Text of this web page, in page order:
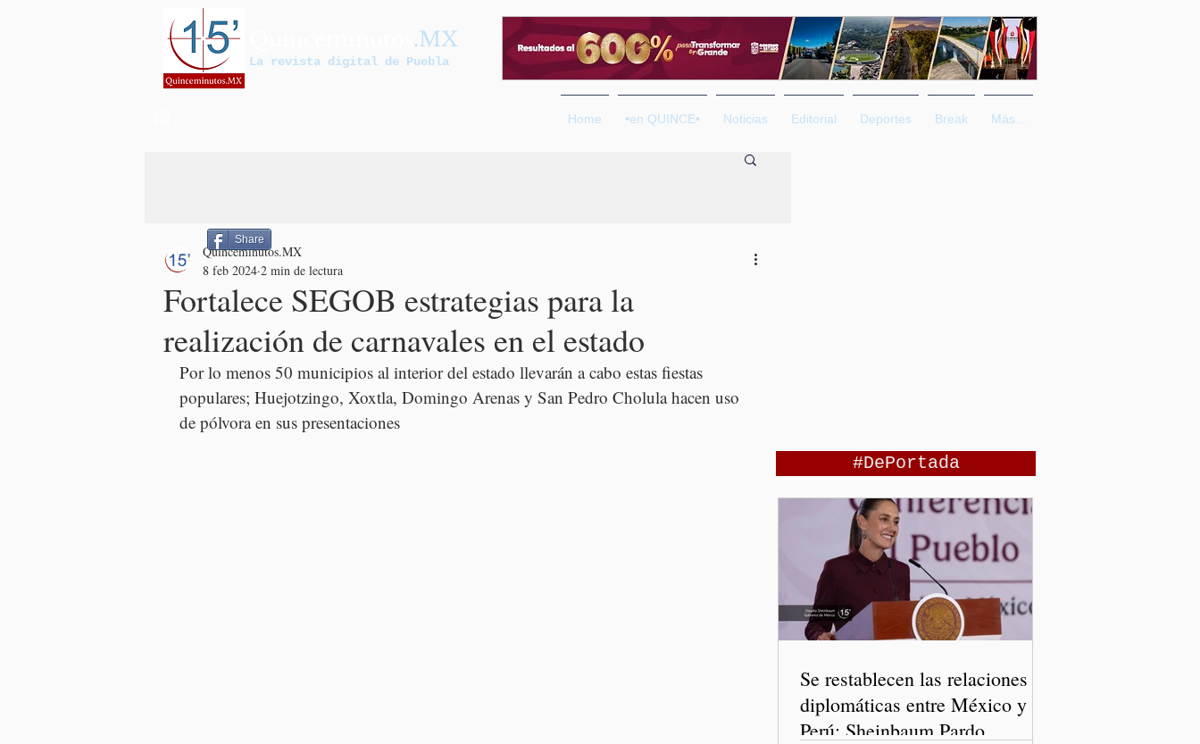
.MX
La revista digital de Puebla
Home •en QUINCE• Noticias Editorial Deportes Break Más...
Fortalece SEGOB estrategias para la
realización de carnavales en el estado
Quinceminutos.MX
8 feb 2024 2 min de lectura
Por lo menos 50 municipios al interior del estado llevarán a cabo estas fiestas
populares; Huejotzingo, Xoxtla, Domingo Arenas y San Pedro Cholula hacen uso
de pólvora en sus presentaciones
Share
#DePortada
Se restablecen las relaciones
diplomáticas entre México y
Perú: Sheinbaum Pardo